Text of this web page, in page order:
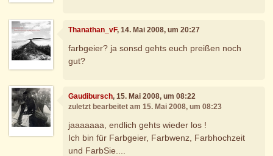
Thanathan_vF, 14. Mai 2008, um 20:27
farbgeier? ja sonsd gehts euch preißen noch
gut?
Gaudibursch, 15. Mai 2008, um 08:22
zuletzt bearbeitet am 15. Mai 2008, um 08:23
jaaaaaaa, endlich gehts wieder los !
Ich bin für Farbgeier, Farbwenz, Farbhochzeit
und FarbSie....